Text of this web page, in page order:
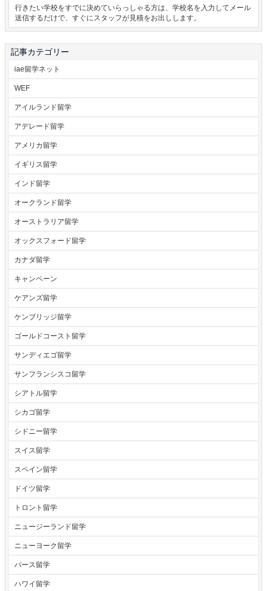
行きたい学校をすでに決めていらっしゃる方は、学校名を入力してメール
送信するだけで、すぐにスタッフが見積をお出しします。
記事カテゴリー
iae留学ネット
WEF
アイルランド留学
アデレード留学
アメリカ留学
イギリス留学
インド留学
オークランド留学
オーストラリア留学
オックスフォード留学
カナダ留学
キャンペーン
ケアンズ留学
ケンブリッジ留学
ゴールドコースト留学
サンディエゴ留学
サンフランシスコ留学
シアトル留学
シカゴ留学
シドニー留学
スイス留学
スペイン留学
ドイツ留学
トロント留学
ニュージーランド留学
ニューヨーク留学
パース留学
ハワイ留学